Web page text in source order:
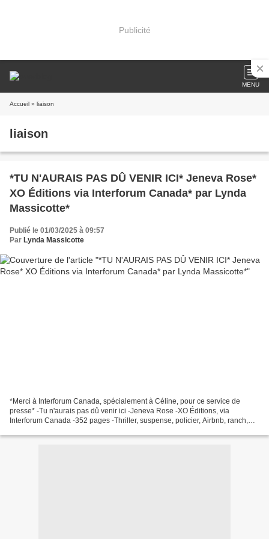
Publicité
MENU
Accueil » liaison
liaison
*TU N'AURAIS PAS DÛ VENIR ICI* Jeneva Rose*
XO Éditions via Interforum Canada* par Lynda
Massicotte*
Publié le 01/03/2025 à 09:57
Par Lynda Massicotte
*Merci à Interforum Canada, spécialement à Céline, pour ce service de
presse* -Tu n'aurais pas dû venir ici -Jeneva Rose -XO Éditions, via
Interforum Canada -352 pages -Thriller, suspense, policier, Airbnb, ranch,